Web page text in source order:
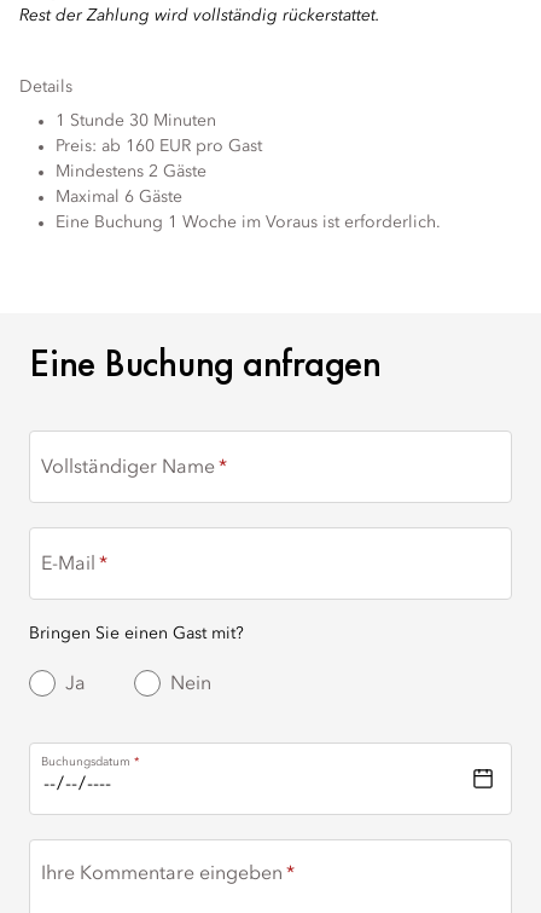
Rest der Zahlung wird vollständig rückerstattet.
Details
1 Stunde 30 Minuten
Preis: ab 160 EUR pro Gast
Mindestens 2 Gäste
Maximal 6 Gäste
Eine Buchung 1 Woche im Voraus ist erforderlich.
EINE BUCHUNG
Eine Buchung anfragen
Vollständiger Name
E-Mail
Bringen Sie einen Gast mit?
Ja Nein
Buchungsdatum
Ihre Kommentare eingeben